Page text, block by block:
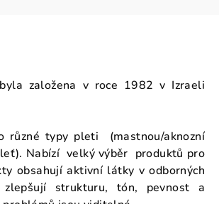
byla založena v roce 1982 v Izraeli
různé typy pleti (mastnou/aknozní
Nabízí velký výběr produktů pro
obsahují aktivní látky v odborných
zlepšují strukturu, tón, pevnost a